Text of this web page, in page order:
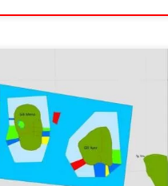
été informé, le 17
de la création d’un
autour des iles
d’entrée 100 000Rp
a un nouveau travail